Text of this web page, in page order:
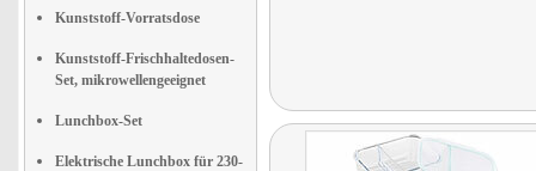
Kunststoff-Vorratsdose
Kunststoff-Frischhaltedosen-
Set, mikrowellengeeignet
Lunchbox-Set
Elektrische Lunchbox für 230-